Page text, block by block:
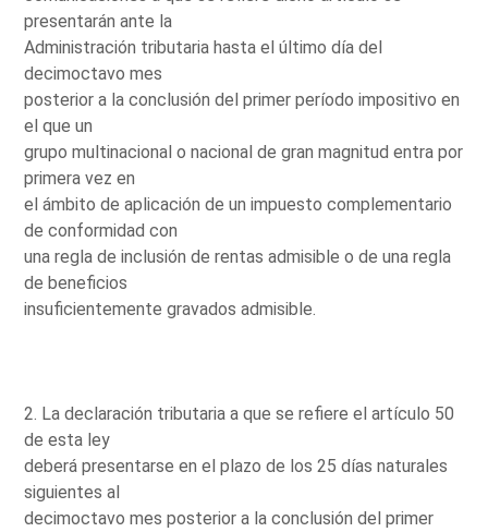
presentarán ante la
Administración tributaria hasta el último día del
decimoctavo mes
posterior a la conclusión del primer período impositivo en
el que un
grupo multinacional o nacional de gran magnitud entra por
primera vez en
el ámbito de aplicación de un impuesto complementario
de conformidad con
una regla de inclusión de rentas admisible o de una regla
de beneficios
insuficientemente gravados admisible.
2. La declaración tributaria a que se refiere el artículo 50
de esta ley
deberá presentarse en el plazo de los 25 días naturales
siguientes al
decimoctavo mes posterior a la conclusión del primer